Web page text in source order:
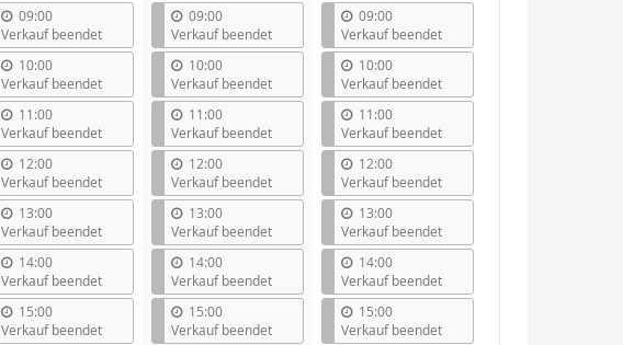
09:00
Verkauf beendet
10:00
Verkauf beendet
11:00
Verkauf beendet
12:00
Verkauf beendet
13:00
Verkauf beendet
14:00
Verkauf beendet
15:00
Verkauf beendet
09:00
Verkauf beendet
10:00
Verkauf beendet
11:00
Verkauf beendet
12:00
Verkauf beendet
13:00
Verkauf beendet
14:00
Verkauf beendet
15:00
Verkauf beendet
09:00
Verkauf beendet
10:00
Verkauf beendet
11:00
Verkauf beendet
12:00
Verkauf beendet
13:00
Verkauf beendet
14:00
Verkauf beendet
15:00
Verkauf beendet